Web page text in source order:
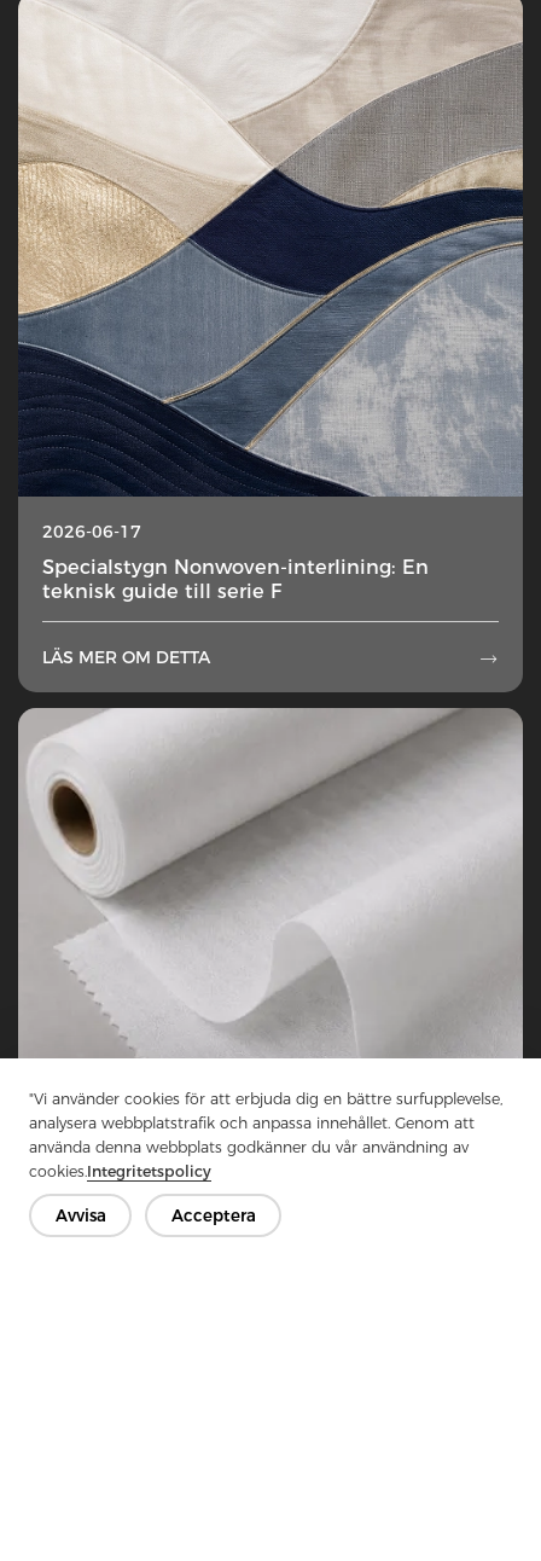
"Vi använder cookies för att erbjuda dig en bättre surfupplevelse,
analysera webbplatstrafik och anpassa innehållet. Genom att
använda denna webbplats godkänner du vår användning av
cookies.Integritetspolicy
Avvisa Acceptera
2026-06-17
Specialstygn Nonwoven-interlining: En
teknisk guide till serie F
LÄS MER OM DETTA 
2026-06-11
Använder VM-fans tröjor med enzymtvätt
som mellanfoder?